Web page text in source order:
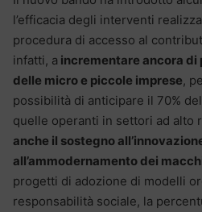
l’efficacia degli interventi
procedura di accesso al
infatti, a incrementare ancora di
delle micro e piccole imprese,
possibilità di anticipare il 70%
quelle operanti in settori ad alto
anche il sostegno
all’ammodernamento dei
progetti di adozione di modelli
responsabilità sociale, la